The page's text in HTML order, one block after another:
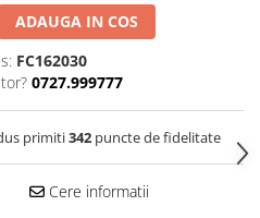
ADAUGA IN COS
FC162030
0727.999777
primiti342 puncte de fidelitate
Cere informatii